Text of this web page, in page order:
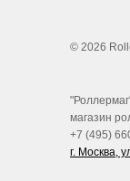
© 2026
магазин
+7 (495)
г. Москва,